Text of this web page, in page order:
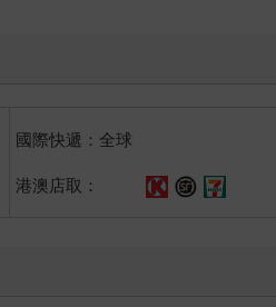
國際快遞：全球
港澳店取：